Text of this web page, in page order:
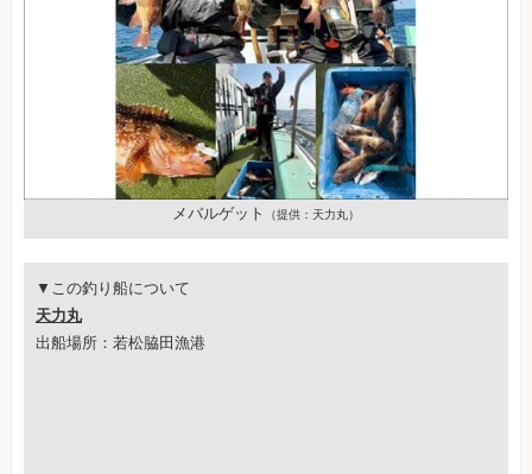
メバルゲット （提供：天力丸）
▼この釣り船について
天力丸
出船場所：若松脇田漁港